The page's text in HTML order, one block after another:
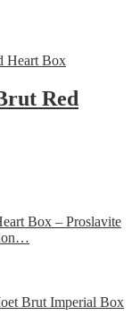
Red
Box – Proslavite